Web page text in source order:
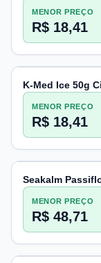
MENOR PREÇO
R$ 18,41
K-Med Ice 50g
MENOR PREÇO
R$ 18,41
Seakalm
MENOR PREÇO
R$ 48,71